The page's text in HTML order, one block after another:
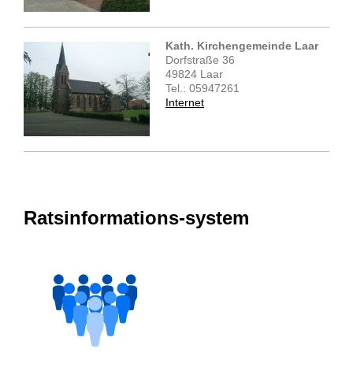
Kath. Kirchengemeinde Laar
Dorfstraße 36
49824 Laar
Tel.: 05947261
Internet
Ratsinformations-system